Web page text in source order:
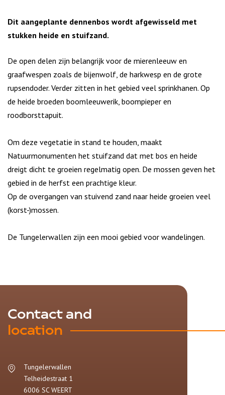
Dit aangeplante dennenbos wordt afgewisseld met
stukken heide en stuifzand.
De open delen zijn belangrijk voor de mierenleeuw en
graafwespen zoals de bijenwolf, de harkwesp en de grote
rupsendoder. Verder zitten in het gebied veel sprinkhanen. Op
de heide broeden boomleeuwerik, boompieper en
roodborsttapuit.
Om deze vegetatie in stand te houden, maakt
Natuurmonumenten het stuifzand dat met bos en heide
dreigt dicht te groeien regelmatig open. De mossen geven het
gebied in de herfst een prachtige kleur.
Op de overgangen van stuivend zand naar heide groeien veel
(korst-)mossen.
De Tungelerwallen zijn een mooi gebied voor wandelingen.
Contact and
location
Tungelerwallen
Telheidestraat 1
6006 SC WEERT